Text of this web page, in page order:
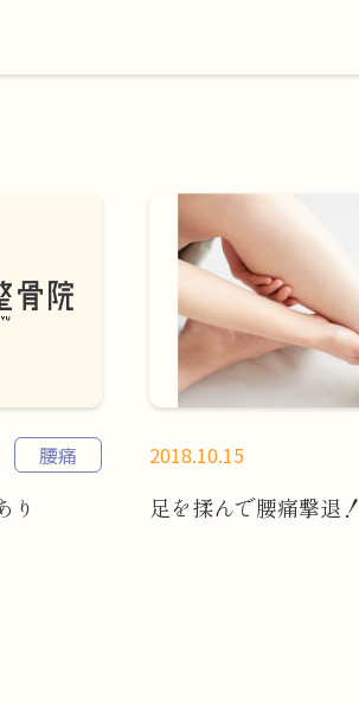
腰痛
り
2018.10.15
足を揉んで腰痛撃退！